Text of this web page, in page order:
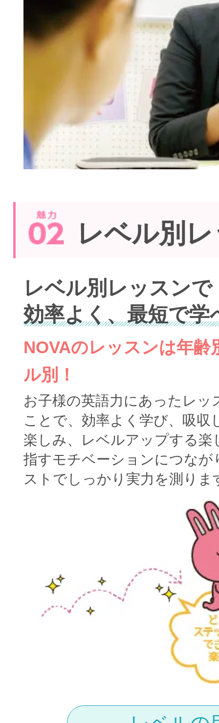
レベル別
レベル別レッスンで
効率よく、最短で学
NOVAのレッスンは年齢
ル別！
お子様の英語力にあったレッ
ことで、効率よく学び、吸収
楽しみ、レベルアップする楽
指すモチベーションにつなが
ストでしっかり実力を測りま